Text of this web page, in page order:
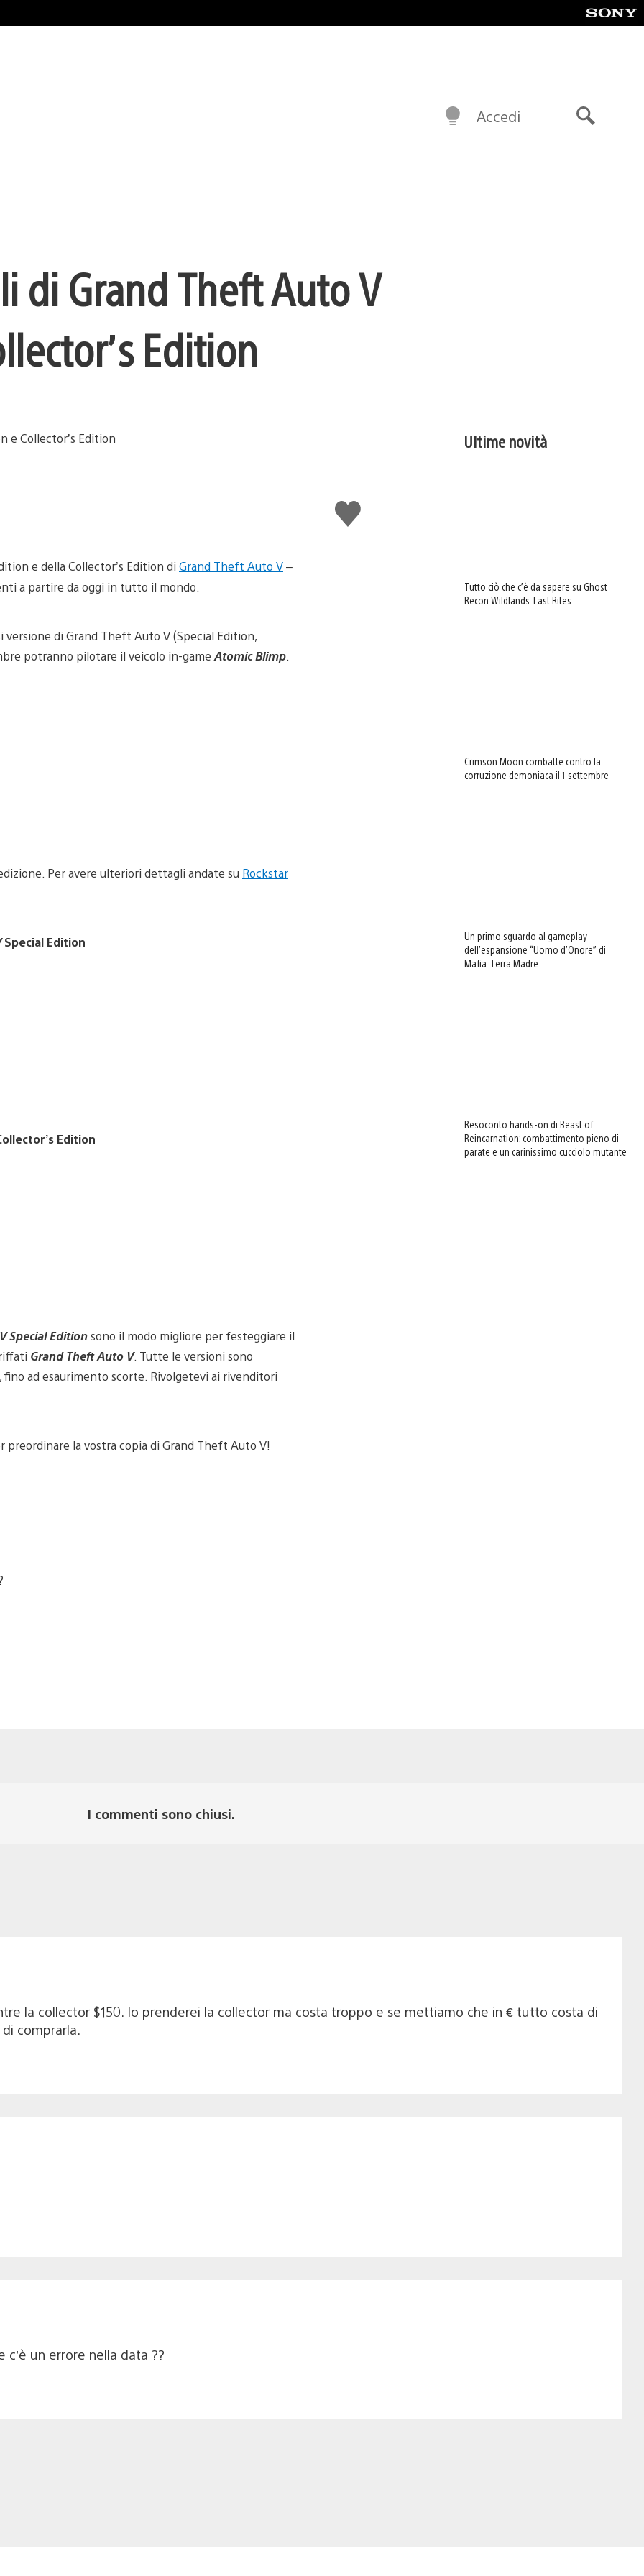
Accedi
di Grand Theft Auto V
Edition
Mi
piace
e della Collector’s Edition di Grand Theft Auto V–
a partire da oggi in tutto il mondo.
di Grand Theft Auto V (Special Edition,
potranno pilotare il veicolo in-game Atomic Blimp
Per avere ulteriori dettagli andate su Rockstar
Special Edition
Edition
Special Editionsono il modo migliore per festeggiare il
Grand Theft Auto V. Tutte le versioni sono
ad esaurimento scorte. Rivolgetevi ai rivenditori
preordinare la vostra copia di Grand Theft Auto V!
Ultime novità
Tutto ciò che c’è da sapere su Ghost
Recon Wildlands: Last Rites
Crimson Moon combatte contro la
corruzione demoniaca il 1 settembre
Un primo sguardo al gameplay
dell’espansione “Uomo d’Onore” di
Mafia: Terra Madre
Resoconto hands-on di Beast of
Reincarnation: combattimento pieno di
parate e un carinissimo cucciolo mutante
I commenti sono chiusi.
la collector $150. Io prenderei la collector ma costa troppo e se mettiamo che in € tutto costa di
comprarla.
c’è un errore nella data ??